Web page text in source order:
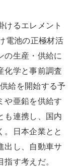
けるエレメント
電池の正極材活
の生産・供給に
化学と事前調査
給を開始する予
や亜鉛を供給す
も連携し、国内
。日本企業とと
出し、自動車サ
す考えだ。